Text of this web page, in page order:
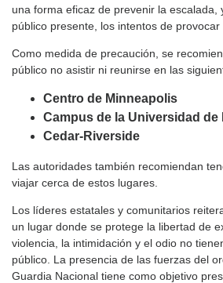
una forma eficaz de prevenir la escalada,
público presente, los intentos de provocar
Como medida de precaución, se
público no asistir ni reunirse en las
Centro de Minneapolis
Campus de la Universidad de
Cedar-Riverside
Las autoridades también recomiendan
viajar cerca de estos lugares.
Los líderes estatales y comunitarios
un lugar donde se protege la libertad de
violencia, la intimidación y el odio no
público. La presencia de las fuerzas del
Guardia Nacional tiene como objetivo